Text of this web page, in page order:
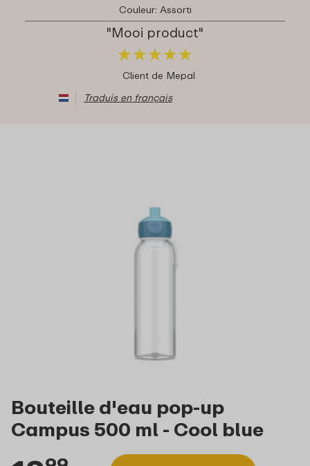
Couleur: Assorti
"Mooi product"
★★★★★
★★★★★
Client de Mepal
Traduis en français
Bouteille d'eau pop-up
Campus 500 ml - Cool blue